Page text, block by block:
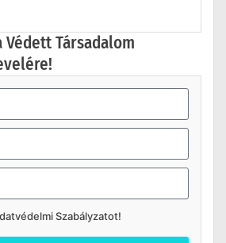
Társadalom
Szabályzatot!